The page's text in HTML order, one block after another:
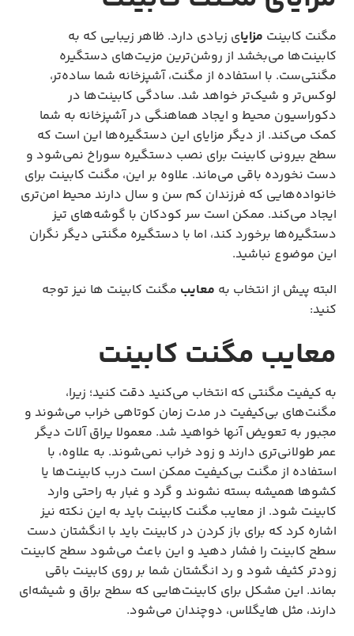
مگنت کابینت مزایای زیادی دارد. ظاهر زیبایی که به
کابینت‌ها می‌بخشد از روشن‌ترین مزیت‌های دستگیره
مگنتی‌ست. با استفاده از مگنت، آشپزخانه شما ساده‌تر،
لوکس‌تر و شیک‌تر خواهد شد. سادگی کابینت‌ها در
دکوراسیون محیط و ایجاد هماهنگی در آشپزخانه به شما
کمک می‌کند. از دیگر مزایای این دستگیره‌ها این است که
سطح بیرونی کابینت برای نصب دستگیره سوراخ نمی‌شود و
دست نخورده باقی می‌ماند. علاوه بر این، مگنت کابینت برای
خانواده‌هایی که فرزندان کم سن و سال دارند محیط امن‌تری
ایجاد می‌کند. ممکن است سر کودکان با گوشه‌های تیز
دستگیره‌ها برخورد کند، اما با دستگیره مگنتی دیگر نگران
این موضوع نباشید.
البته پیش از انتخاب به معایب مگنت‌ کابینت ها نیز توجه
کنید:
معایب مگنت کابینت
به کیفیت مگنتی که انتخاب می‌کنید دقت کنید؛ زیرا،
مگنت‌های بی‌کیفیت در مدت زمان کوتاهی خراب می‌شوند و
مجبور به تعویض آنها خواهید شد. معمولا یراق آلات دیگر
عمر طولانی‌تری دارند و زود خراب نمی‌شوند. به علاوه، با
استفاده از مگنت بی‌کیفیت ممکن است درب کابینت‌ها یا
کشو‌ها همیشه بسته نشوند و گرد و غبار به راحتی وارد
کابینت شود. از معایب مگنت کابینت باید به این نکته نیز
اشاره کرد که برای باز کردن در کابینت باید با انگشتان دست
سطح کابینت را فشار دهید و این باعث می‌شود سطح کابینت
زودتر کثیف شود و رد انگشتان شما بر روی کابینت باقی
بماند. این مشکل برای کابینت‌هایی که سطح براق و شیشه‌ای
دارند، مثل هایگلاس، دوچندان می‌شود.